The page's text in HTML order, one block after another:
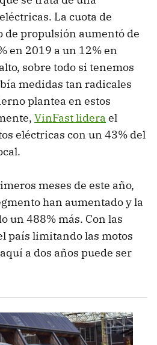
La cuota de
de propulsión aumentó de
en 2019 a un 12% en
sobre todo si tenemos
medidas tan radicales
plantea en estos
VinFast lidera el
eléctricas con un 43% del
meses de este año,
han aumentado y la
un 488% más. Con las
país limitando las motos
a dos años puede ser